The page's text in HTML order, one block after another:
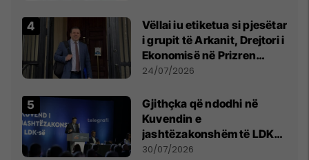
Vëllai iu etiketua si pjesëtar
i grupit të Arkanit, Drejtori i
Ekonomisë në Prizren
mohon pretendimet
24/07/2026
Gjithçka që ndodhi në
Kuvendin e
jashtëzakonshëm të LDK-
së
30/07/2026